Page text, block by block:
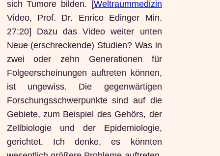
sich Tumore bilden. [Weltraummedizin
Video, Prof. Dr. Enrico Edinger Min.
27:20] Dazu das Video weiter unten
Neue (erschreckende) Studien? Was in
zwei oder zehn Generationen für
Folgeerscheinungen auftreten können,
ist ungewiss. Die gegenwärtigen
Forschungsschwerpunkte sind auf die
Gebiete, zum Beispiel des Gehörs, der
Zellbiologie und der Epidemiologie,
gerichtet. Ich denke, es könnten